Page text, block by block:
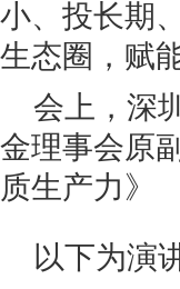
小、投长期
生态圈，赋
会上，深
金理事会原
质生产力》
以下为演